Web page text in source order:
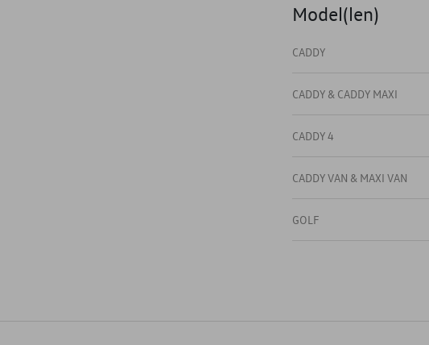
Model(len)
CADDY
CADDY & CADDY MAXI
CADDY 4
CADDY VAN & MAXI VAN
GOLF